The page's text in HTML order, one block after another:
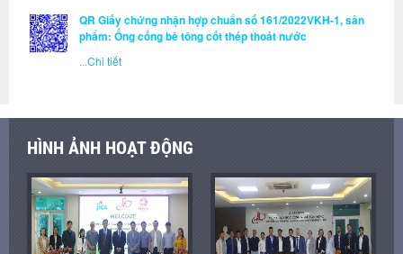
QR Giấy chứng nhận hợp chuẩn số 161/2022VKH-1, sản
phẩm: Ống cống bê tông cốt thép thoát nước
Chi tiết
HÌNH ẢNH HOẠT ĐỘNG